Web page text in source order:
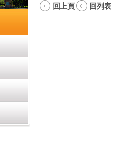
回上頁 回列表